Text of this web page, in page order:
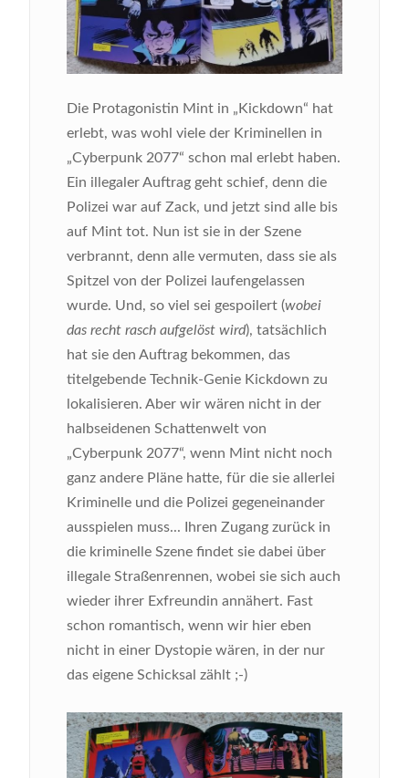
Die Protagonistin Mint in „Kickdown“ hat
erlebt, was wohl viele der Kriminellen in
„Cyberpunk 2077“ schon mal erlebt haben.
Ein illegaler Auftrag geht schief, denn die
Polizei war auf Zack, und jetzt sind alle bis
auf Mint tot. Nun ist sie in der Szene
verbrannt, denn alle vermuten, dass sie als
Spitzel von der Polizei laufengelassen
wurde. Und, so viel sei gespoilert (wobei
das recht rasch aufgelöst wird), tatsächlich
hat sie den Auftrag bekommen, das
titelgebende Technik-Genie Kickdown zu
lokalisieren. Aber wir wären nicht in der
halbseidenen Schattenwelt von
„Cyberpunk 2077“, wenn Mint nicht noch
ganz andere Pläne hatte, für die sie allerlei
Kriminelle und die Polizei gegeneinander
ausspielen muss... Ihren Zugang zurück in
die kriminelle Szene findet sie dabei über
illegale Straßenrennen, wobei sie sich auch
wieder ihrer Exfreundin annähert. Fast
schon romantisch, wenn wir hier eben
nicht in einer Dystopie wären, in der nur
das eigene Schicksal zählt ;-)
Bild